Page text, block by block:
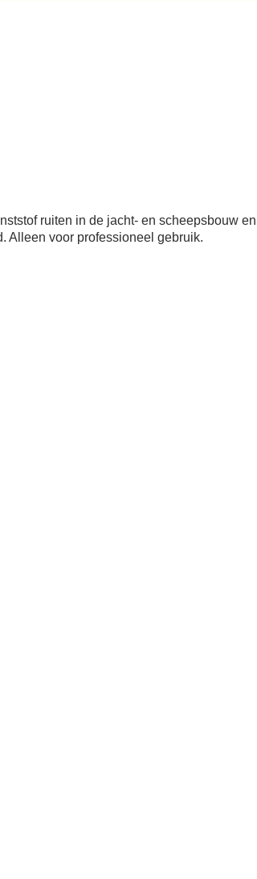
ruiten in de jacht- en scheepsbouw
Alleen voor professioneel gebruik.